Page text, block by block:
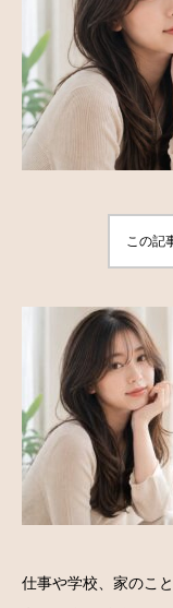
この記
仕事や学校、家のこ